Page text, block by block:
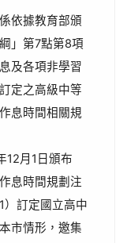
依據教育部頒
」第7點第8項
及各項非學習
定之高級中等
息時間相關規
12月1日頒布
息時間規劃注
）訂定國立高中
市情形，邀集